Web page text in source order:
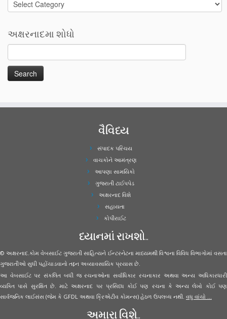
અક્ષરનાદમા શોધો
વૈવિધ્ય
સંપાદક પરિચય
વાચકોને આમંત્રણ
આપણા સામયિકો
ગુજરાતી ટાઈપપેડ
અક્ષરનાદ વિશે
સહાયતા
કોપીરાઈટ
ધ્યાનમાં રાખશો..
© અક્ષરનાદ.કોમ વેબસાઈટ ગુજરાતી સાહિત્યને ઈન્ટરનેટના માધ્યમથી વિશ્વના વિવિધ વિભાગોમાં વસતા
ગુજરાતીઓ સુધી પહોંચાડવાનો તદ્દન અવ્યાવસાયિક પ્રયાસ છે.
આ વેબસાઈટ પર સંકલિત બધી જ રચનાઓના સર્વાધિકાર રચનાકાર અથવા અન્ય અધિકારધારી
વ્યક્તિ પાસે સુરક્ષિત છે. માટે અક્ષરનાદ પર પ્રસિધ્ધ કોઈ પણ રચના કે અન્ય લેખો કોઈ પણ
સાર્વજનિક લાઈસંસ (જેમ કે GFDL અથવા ક્રિએટીવ કોમન્સ) હેઠળ ઉપલબ્ધ નથી. વધુ વાંચો ...
અમારા વિશે..